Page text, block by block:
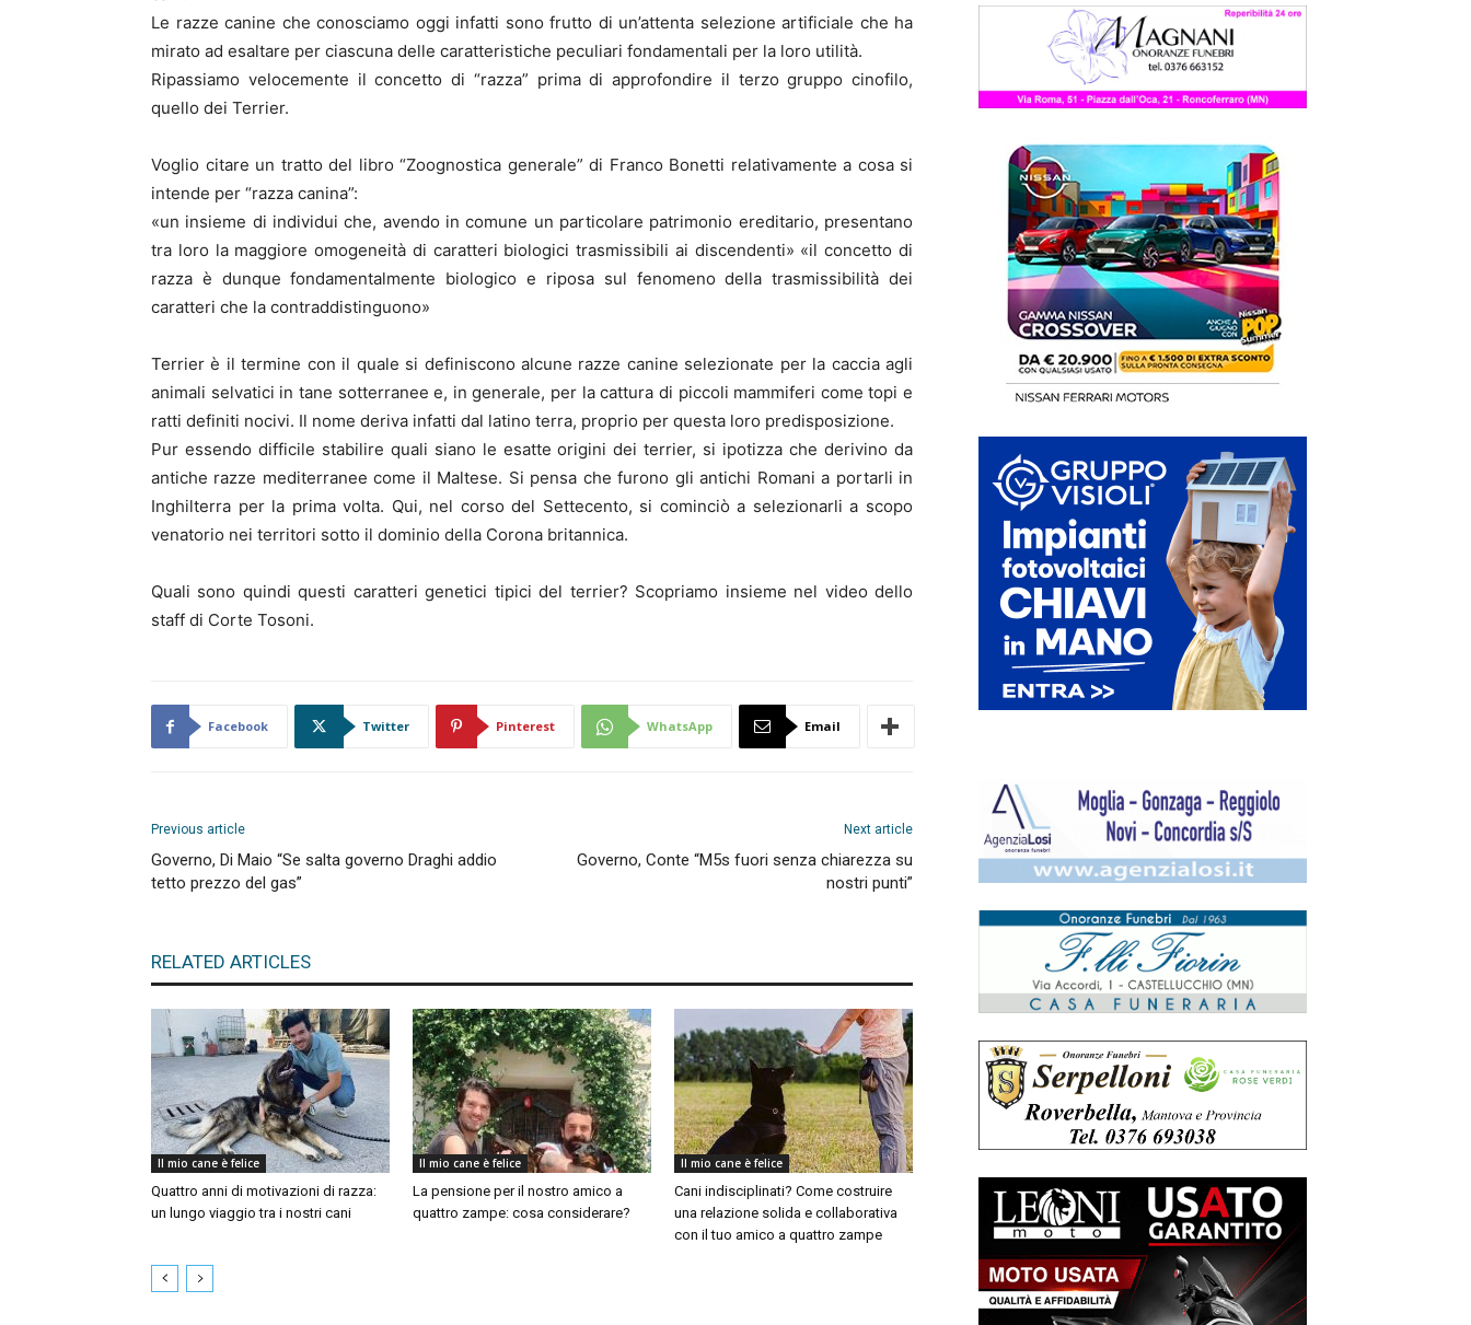
Le razze canine che conosciamo oggi infatti sono frutto di un’attenta selezione artificiale che ha
mirato ad esaltare per ciascuna delle caratteristiche peculiari fondamentali per la loro utilità.
Ripassiamo velocemente il concetto di “razza” prima di approfondire il terzo gruppo cinofilo,
quello dei Terrier.
Voglio citare un tratto del libro “Zoognostica generale” di Franco Bonetti relativamente a cosa si
intende per “razza canina”:
«un insieme di individui che, avendo in comune un particolare patrimonio ereditario, presentano
tra loro la maggiore omogeneità di caratteri biologici trasmissibili ai discendenti» «il concetto di
razza è dunque fondamentalmente biologico e riposa sul fenomeno della trasmissibilità dei
caratteri che la contraddistinguono»
Terrier è il termine con il quale si definiscono alcune razze canine selezionate per la caccia agli
animali selvatici in tane sotterranee e, in generale, per la cattura di piccoli mammiferi come topi e
ratti definiti nocivi. Il nome deriva infatti dal latino terra, proprio per questa loro predisposizione.
Pur essendo difficile stabilire quali siano le esatte origini dei terrier, si ipotizza che derivino da
antiche razze mediterranee come il Maltese. Si pensa che furono gli antichi Romani a portarli in
Inghilterra per la prima volta. Qui, nel corso del Settecento, si cominciò a selezionarli a scopo
venatorio nei territori sotto il dominio della Corona britannica.
Quali sono quindi questi caratteri genetici tipici del terrier? Scopriamo insieme nel video dello
staff di Corte Tosoni.
Facebook Twitter Pinterest WhatsApp Email
Previous article
Governo, Di Maio “Se salta governo Draghi addio
tetto prezzo del gas”
Next article
Governo, Conte “M5s fuori senza chiarezza su
nostri punti”
RELATED ARTICLES
Il mio cane è felice
Quattro anni di motivazioni di razza:
un lungo viaggio tra i nostri cani
Il mio cane è felice
La pensione per il nostro amico a
quattro zampe: cosa considerare?
Il mio cane è felice
Cani indisciplinati? Come costruire
una relazione solida e collaborativa
con il tuo amico a quattro zampe